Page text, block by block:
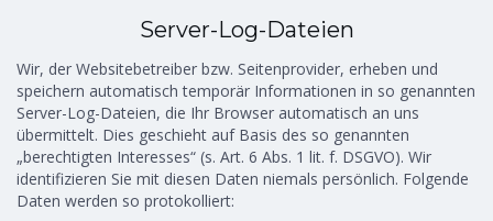
Server-Log-Dateien
Wir, der Websitebetreiber bzw. Seitenprovider, erheben und
speichern automatisch temporär Informationen in so genannten
Server-Log-Dateien, die Ihr Browser automatisch an uns
übermittelt. Dies geschieht auf Basis des so genannten
„berechtigten Interesses“ (s. Art. 6 Abs. 1 lit. f. DSGVO). Wir
identifizieren Sie mit diesen Daten niemals persönlich. Folgende
Daten werden so protokolliert: